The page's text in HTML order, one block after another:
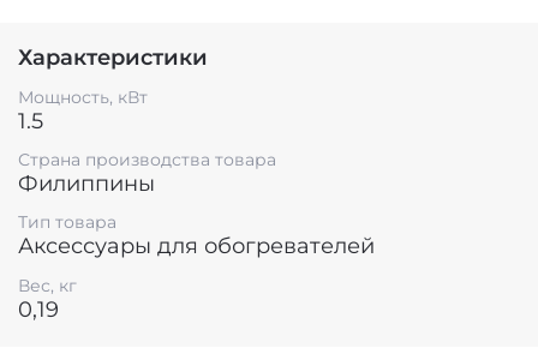
поддерживается необходимая температура в
нескольких ТЭНов - не повод расставаться с
любимым банным оборудованием.
Характеристики
Мощность, кВт
1.5
Страна производства товара
Филиппины
Тип товара
Аксессуары для обогревателей
Вес, кг
0,19